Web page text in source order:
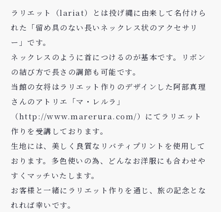
ラリエット（lariat）とは投げ縄に由来して名付けら
れた「留め具のない長いネックレス状のアクセサリ
ー」です。
ネックレスのように首につけるのが基本です。リボン
の結び方で長さの調節も可能です。
当館の女将はラリエット作りのデザインした阿部真理
さんのアトリエ
「マ・レルラ」
（http://www.marerura.com/） にてラリエット
作りを受講しております。
生地には、美しく良質な リバティプリント を使用して
おります。多色使いの為、どんなお洋服にも合わせや
すくマッチいたします。
お客様と一緒にラリエット作りを通じ、旅の記念とな
れれば幸いです。